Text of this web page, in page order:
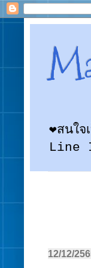
❤สนใ
Line
12/12/